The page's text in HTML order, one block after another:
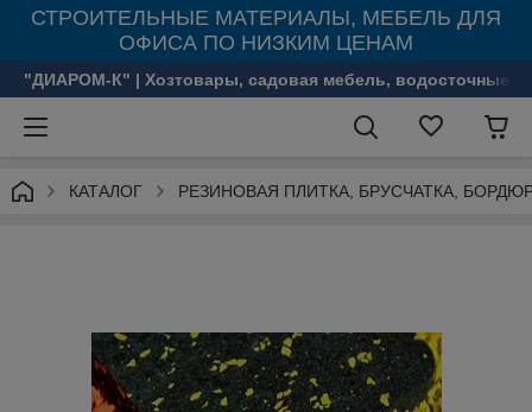
СТРОИТЕЛЬНЫЕ МАТЕРИАЛЫ, МЕБЕЛЬ ДЛЯ
ОФИСА ПО НИЗКИМ ЦЕНАМ
"ДИАРОМ-К" | Хозтовары, садовая мебель, водосточные
КАТАЛОГ РЕЗИНОВАЯ ПЛИТКА, БРУСЧАТКА,